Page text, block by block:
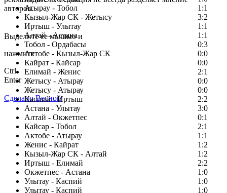
Атырау - Тобол
1:1
Кызыл-Жар СК - Жетысу
3:2
Иртыш - Улытау
1:1
Алтай - Астана
1:1
Тобол - Ордабасы
0:3
Актобе - Кызыл-Жар СК
0:0
Кайрат - Кайсар
0:0
Елимай - Женис
2:1
Жетысу - Атырау
0:0
Жетысу - Атырау
0:0
Каспий - Иртыш
2:2
Астана - Улытау
3:0
Алтай - Окжетпес
0:1
Кайсар - Тобол
2:1
Актобе - Атырау
1:1
Женис - Кайрат
1:2
Кызыл-Жар СК - Алтай
1:2
Иртыш - Елимай
2:2
Окжетпес - Астана
1:0
Улытау - Каспий
1:0
Улытау - Каспий
1:0
авторов.
Заметили ошибку в тексте?
Выделите ее мышью и
нажмите
Ctrl
Enter
Сделано Весной